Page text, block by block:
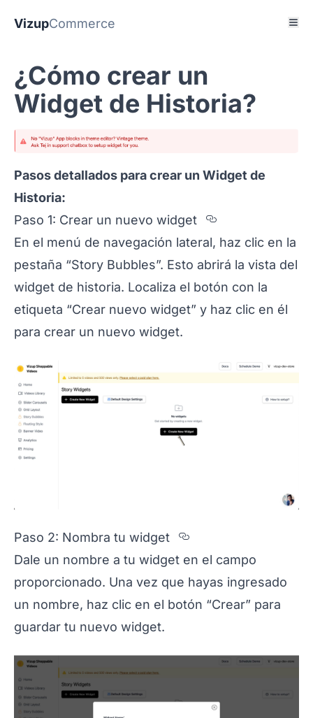
VizupCommerce
¿Cómo crear un
Widget de Historia?
Pasos detallados para crear un Widget de
Historia:
Paso 1: Crear un nuevo widget
Section titled
En el menú de navegación lateral, haz clic en la
pestaña “Story Bubbles”. Esto abrirá la vista del
widget de historia. Localiza el botón con la
etiqueta “Crear nuevo widget” y haz clic en él
para crear un nuevo widget.
Paso 2: Nombra tu widget
Section titled
Dale un nombre a tu widget en el campo
proporcionado. Una vez que hayas ingresado
un nombre, haz clic en el botón “Crear” para
guardar tu nuevo widget.